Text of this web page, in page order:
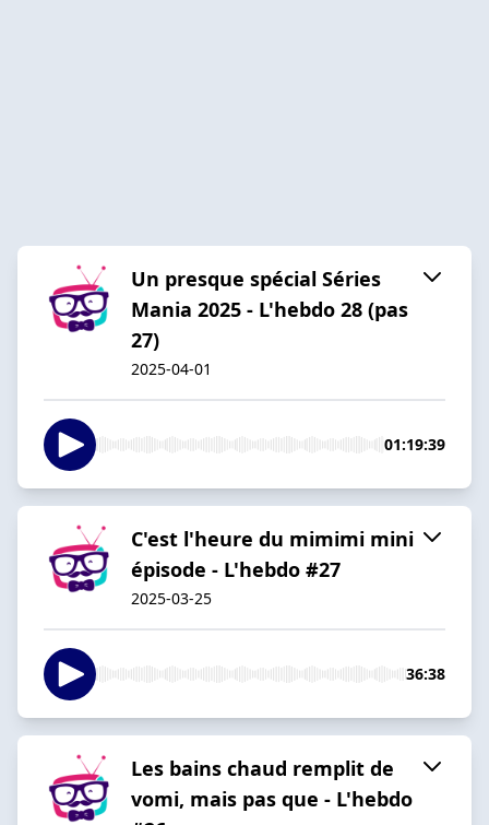
Un presque spécial Séries
Mania 2025 - L'hebdo 28 (pas
27)
2025-04-01
01:19:39
C'est l'heure du mimimi mini
épisode - L'hebdo #27
2025-03-25
36:38
Les bains chaud remplit de
vomi, mais pas que - L'hebdo